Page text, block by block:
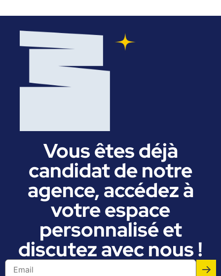
Vous êtes déjà
candidat de notre
agence, accédez à
votre espace
personnalisé et
discutez avec nous !